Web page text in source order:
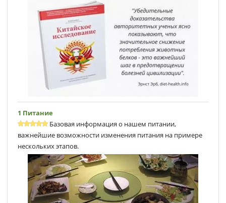
1 Питание
Базовая информация о нашем питании,
важнейшие возможности изменения питания на примере
нескольких этапов.